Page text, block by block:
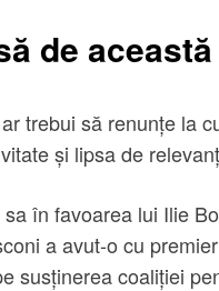
de
trebui să renunțe la
și lipsa de
în favoarea lui Ilie
a avut-o cu
susținerea coaliției